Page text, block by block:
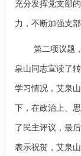
充分发挥党支部
力，不断加强支
第二项议题
泉山同志宣读了
学习情况，艾泉
下，在政治上、
了民主评议，最
表示祝贺，艾泉